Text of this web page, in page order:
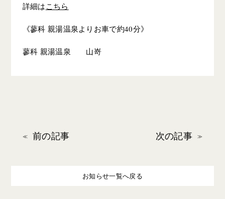
詳細は こちら
《蓼科 親湯温泉よりお車で約40分》
蓼科 親湯温泉 山嵜
前の記事 次の記事
お知らせ一覧へ戻る